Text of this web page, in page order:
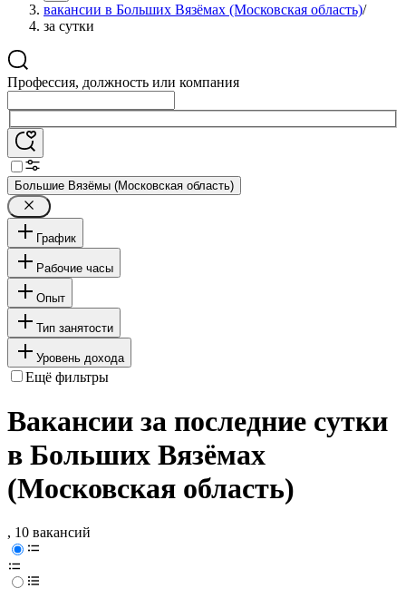
вакансии в Больших Вязёмах (Московская область)/
за сутки
Профессия, должность или компания
Большие Вязёмы (Московская область)
График
Рабочие часы
Опыт
Тип занятости
Уровень дохода
Ещё фильтры
Вакансии за последние сутки
в Больших Вязёмах
(Московская область)
, 10 вакансий